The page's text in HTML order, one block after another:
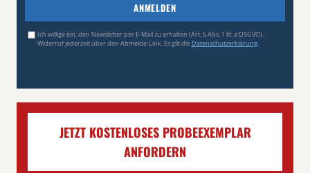
ANMELDEN
Ich willige ein, den Newsletter per E-Mail zu erhalten (Art. 6 Abs. 1 lit. a DSGVO).
Widerruf jederzeit über den Abmelde-Link. Es gilt die Datenschutzerklärung.
JETZT KOSTENLOSES PROBEEXEMPLAR
ANFORDERN